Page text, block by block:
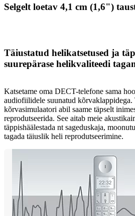
Selgelt loetav 4,1 cm (1,6")
Täiustatud helikatsetused ja
suurepärase helikvaliteedi
Katsetame oma DECT-telefone sama
audiofiilidele suunatud kõrvaklappidega.
kõrvasimulaatori abil saame täpselt
reprodutseerida. See aitab meie
täppishäälestada nt sageduskaja,
tagada täiuslik heli reprodutseerimine.